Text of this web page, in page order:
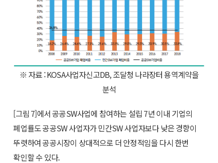
※ 자료 : KOSA사업자신고DB, 조달청 나라장터 용역계약을
분석
[그림 7]에서 공공SW사업에 참여하는 설립 7년 이내 기업의
폐업률도 공공SW 사업자가 민간SW 사업자보다 낮은 경향이
뚜렷하여 공공시장이 상대적으로 더 안정적임을 다시 한번
확인할 수 있다.